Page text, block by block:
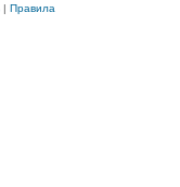
| Правила